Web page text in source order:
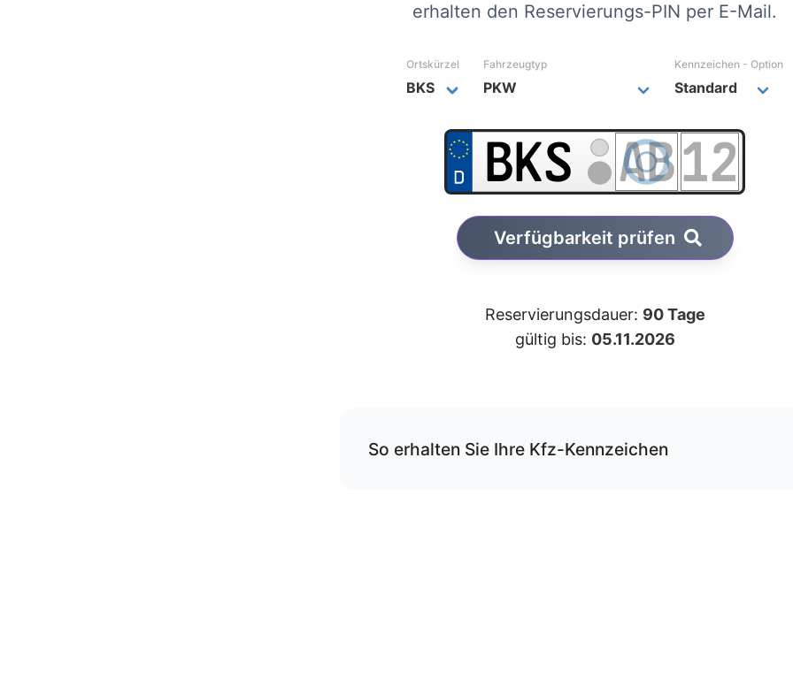
erhalten den Reservierungs-PIN per E-Mail.
Ortskürzel Fahrzeugtyp Kennzeichen - Option
Verfügbarkeit prüfen
Reservierungsdauer: 90 Tage
gültig bis: 05.11.2026
So erhalten Sie Ihre Kfz-Kennzeichen